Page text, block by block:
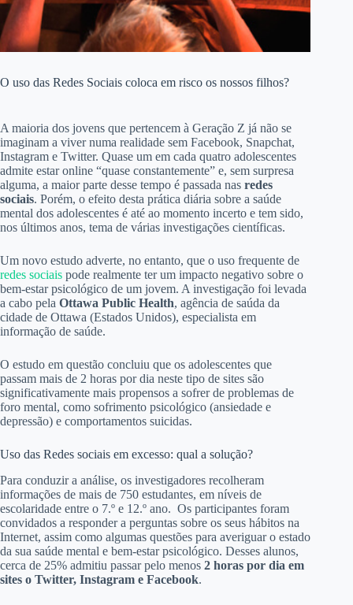
O uso das Redes Sociais coloca em risco os nossos filhos?
A maioria dos jovens que pertencem à Geração Z já não se
imaginam a viver numa realidade sem Facebook, Snapchat,
Instagram e Twitter. Quase um em cada quatro adolescentes
admite estar online “quase constantemente” e, sem surpresa
alguma, a maior parte desse tempo é passada nas redes
sociais. Porém, o efeito desta prática diária sobre a saúde
mental dos adolescentes é até ao momento incerto e tem sido,
nos últimos anos, tema de várias investigações científicas.
Um novo estudo adverte, no entanto, que o uso frequente de
redes sociais pode realmente ter um impacto negativo sobre o
bem-estar psicológico de um jovem. A investigação foi levada
a cabo pela Ottawa Public Health, agência de saúda da
cidade de Ottawa (Estados Unidos), especialista em
informação de saúde.
O estudo em questão concluiu que os adolescentes que
passam mais de 2 horas por dia neste tipo de sites são
significativamente mais propensos a sofrer de problemas de
foro mental, como sofrimento psicológico (ansiedade e
depressão) e comportamentos suicidas.
Uso das Redes sociais em excesso: qual a solução?
Para conduzir a análise, os investigadores recolheram
informações de mais de 750 estudantes, em níveis de
escolaridade entre o 7.º e 12.º ano. Os participantes foram
convidados a responder a perguntas sobre os seus hábitos na
Internet, assim como algumas questões para averiguar o estado
da sua saúde mental e bem-estar psicológico. Desses alunos,
cerca de 25% admitiu passar pelo menos 2 horas por dia em
sites o Twitter, Instagram e Facebook.